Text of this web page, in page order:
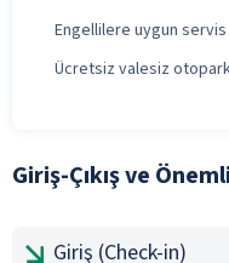
Engellilere uygun
Ücretsiz valesiz
Giriş-Çıkış ve
Giriş (Check-in)